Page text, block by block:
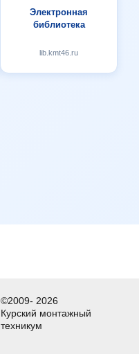
Электронная
библиотека
lib.kmt46.ru
©2009- 2026
Курский монтажный
техникум